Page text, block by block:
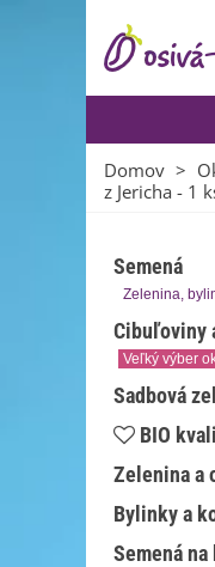
Domov >
z Jericha - 1
Semená
Zelenina,
Cibuľoviny
Veľký výber
Sadbová
BIO
Zelenina a
Bylinky a
Semená